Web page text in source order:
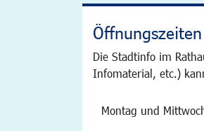
Öffnungszeiten
Die Stadtinfo im
Infomaterial, etc.)
Montag und